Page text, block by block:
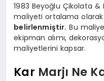
1983 Beyoğlu Çikolata &
maliyeti ortalama olarak
belirlenmiştir. Bu
ekipman alımı,
maliyetlerini kapsar.
Kar Marjı Ne